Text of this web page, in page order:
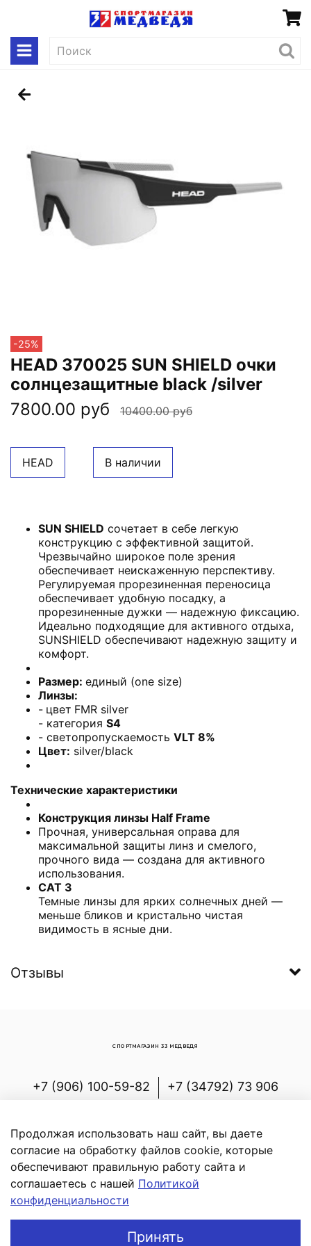
-25%
HEAD 370025 SUN SHIELD очки
солнцезащитные black /silver
7800.00 руб
10400.00 руб
В корзину
HEAD В наличии
SUN SHIELD сочетает в себе легкую
конструкцию с эффективной защитой.
Чрезвычайно широкое поле зрения
обеспечивает неискаженную перспективу.
Регулируемая прорезиненная переносица
обеспечивает удобную посадку, а
прорезиненные дужки — надежную фиксацию.
Идеально подходящие для активного отдыха,
SUNSHIELD обеспечивают надежную защиту и
комфорт.
Размер: единый (one size)
Линзы:
- цвет FMR silver
- категория S4
- светопропускаемость VLT 8%
Цвет: silver/black
Технические характеристики
Конструкция линзы Half Frame
Прочная, универсальная оправа для
максимальной защиты линз и смелого,
прочного вида — создана для активного
использования.
CAT 3
Темные линзы для ярких солнечных дней —
меньше бликов и кристально чистая
видимость в ясные дни.
Отзывы
+7 (906) 100-59-82
+7 (34792) 73 906
Белорецкий р-н, с.Новоабзаково, ул.
Энергетиков, д.7
СПОРТМАГАЗИН 33 МЕДВЕДЯ
Продолжая использовать наш сайт, вы даете
согласие на обработку файлов cookie, которые
обеспечивают правильную работу сайта и
соглашаетесь с нашей Политикой
конфиденциальности
Принять